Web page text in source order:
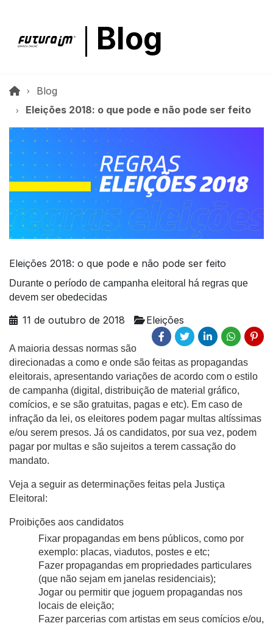
Blog
Blog
Eleições 2018: o que pode e não pode ser feito
Eleições 2018: o que pode e não pode ser feito
Durante o período de campanha eleitoral há regras que
devem ser obedecidas
11 de outubro de 2018 Eleições
A maioria dessas normas são
direcionadas a como e onde são feitas as propagandas
eleitorais, apresentando variações de acordo com o estilo
de campanha (digital, distribuição de material gráfico,
comícios, e se são gratuitas, pagas e etc). Em caso de
infração da lei, os eleitores podem pagar multas altíssimas
e/ou serem presos. Já os candidatos, por sua vez, podem
pagar por multas e são sujeitos a terem cassação do
mandato.
Veja a seguir as determinações feitas pela Justiça
Eleitoral:
Proibições aos candidatos
Fixar propagandas em bens públicos, como por
exemplo: placas, viadutos, postes e etc;
Fazer propagandas em propriedades particulares
(que não sejam em janelas residenciais);
Jogar ou permitir que joguem propagandas nos
locais de eleição;
Fazer parcerias com artistas em seus comícios e/ou,